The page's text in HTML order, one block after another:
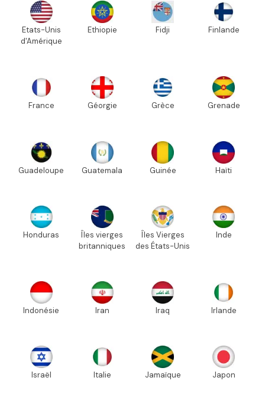
Etats-Unis
d'Amérique
Ethiopie Fidji Finlande
France Géorgie Grèce Grenade
Guadeloupe Guatemala Guinée Haïti
Honduras
Îles vierges
britanniques
Îles Vierges
des États-Unis
Inde
Indonésie Iran Iraq Irlande
Israël Italie Jamaïque Japon